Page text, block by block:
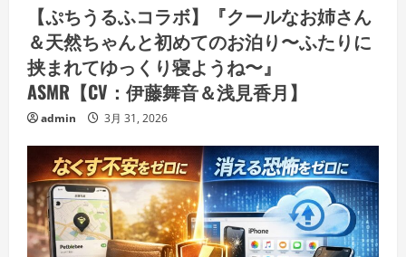
【ぷちうるふコラボ】『クールなお姉さん
＆天然ちゃんと初めてのお泊り〜ふたりに
挟まれてゆっくり寝ようね〜』
ASMR【CV：伊藤舞音＆浅見香月】
admin 3月 31, 2026